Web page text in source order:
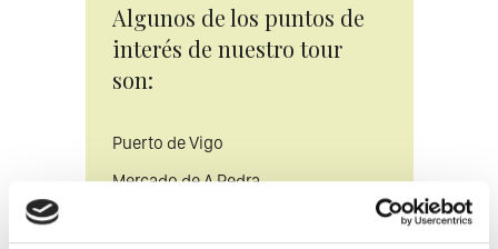
Algunos de los puntos de
interés de nuestro tour
son:
Puerto de Vigo
Mercado de A Pedra